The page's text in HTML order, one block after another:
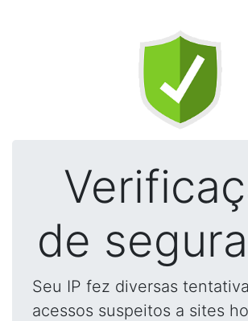
de
Seu IP fez diversas
acessos suspeitos a sites